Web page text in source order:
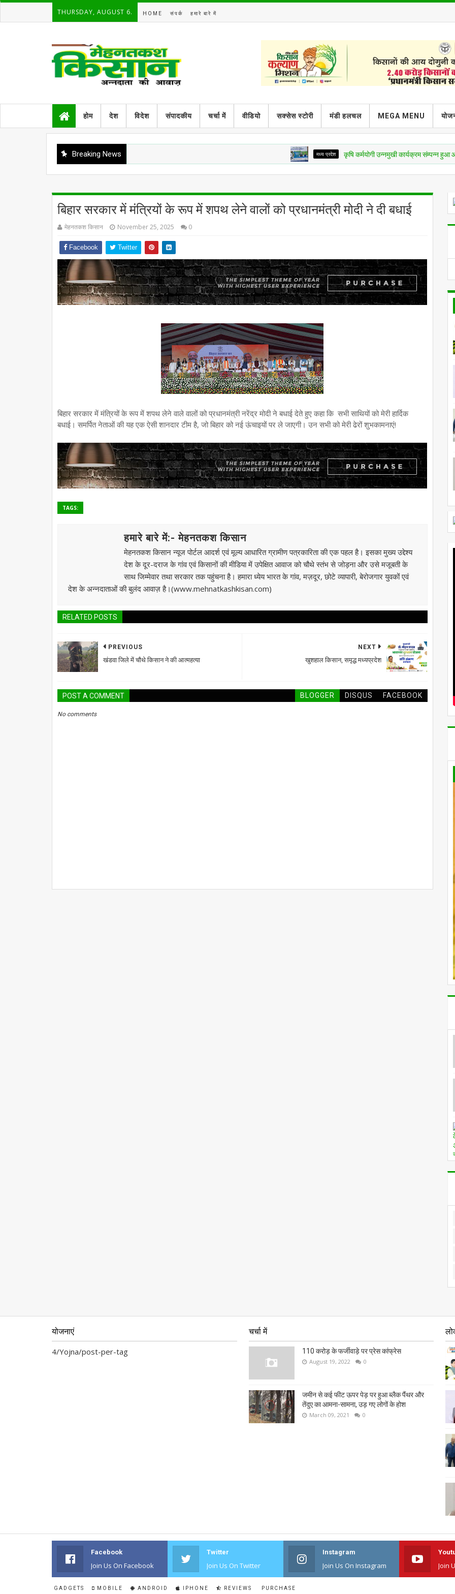
THURSDAY, AUGUST 6. HOME संपर्क हमारे बारे में
होम देश विदेश संपादकीय चर्चा में वीडियो सक्सेस स्टोरी मंडी हलचल MEGA MENU
Breaking News मध्य प्रदेश कृषि कर्मयोगी उन्नमुखी कार्यक्रम संम्पन्न हुआ आज
बिहार सरकार में मंत्रियों के रूप में शपथ लेने वालों को प्रधानमंत्री मोदी ने दी बधाई
मेहनतकश किसान November 25, 2025 0
Facebook Twitter
बिहार सरकार में मंत्रियों के रूप में शपथ लेने वाले वालों को प्रधानमंत्री नरेंद्र मोदी ने बधाई देते हुए कहा कि सभी साथियों को मेरी हार्दिक
बधाई। समर्पित नेताओं की यह एक ऐसी शानदार टीम है, जो बिहार को नई ऊंचाइयों पर ले जाएगी। उन सभी को मेरी ढेरों शुभकामनाएं!
TAGS:
हमारे बारे में:- मेहनतकश किसान
मेहनतकश किसान न्यूज पोर्टल आदर्श एवं मूल्य आधारित ग्रामीण पत्रकारिता की एक पहल है। इसका मुख्य उद्देश्य
देश के दूर-दराज के गांव एवं किसानों की मीडिया में उपेक्षित आवाज को चौथे स्तंभ से जोड़ना और उसे मजूबती के
साथ जिम्मेवार तथा सरकार तक पहुंचना है। हमारा ध्येय भारत के गांव, मज़दूर, छोटे व्यापारी, बेरोजगार युवकों एवं
देश के अन्नदाताओं की बुलंद आवाज़ है।(www.mehnatkashkisan.com)
RELATED POSTS
NEXT
खुशहाल किसान, समृद्ध मध्यप्रदेश
PREVIOUS
खंडवा जिले में चौथे किसान ने की आत्महत्या
POST A COMMENT BLOGGER DISQUS FACEBOOK
No comments
योजनाएं
4/Yojna/post-per-tag
चर्चा में
110 करोड़ के फर्जीवाड़े पर प्रेस कांफ्रेस
August 19, 2022 0
जमीन से कई फीट ऊपर पेड़ पर हुआ ब्लैक पैंथर और
तेंदुए का आमना-सामना, उड़ गए लोगों के होश
March 09, 2021 0
Facebook
Join Us On Facebook
Twitter
Join Us On Twitter
Instagram
Join Us On Instagram Join
GADGETS MOBILE ANDROID IPHONE REVIEWS PURCHASE